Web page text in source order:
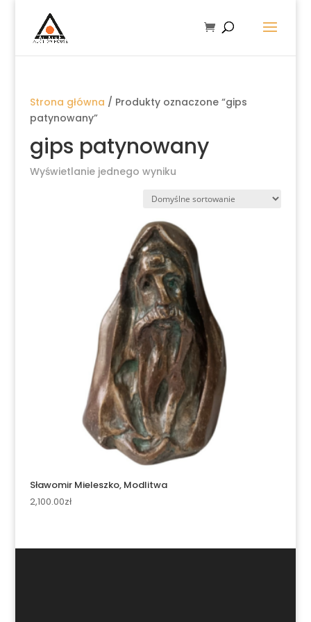
Strona główna / Produkty oznaczone “gips
patynowany”
gips patynowany
Wyświetlanie jednego wyniku
Sławomir Mieleszko, Modlitwa
2,100.00zł